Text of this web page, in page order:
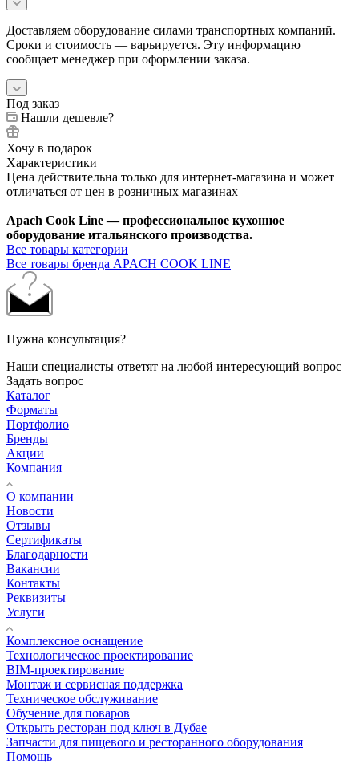
Доставляем оборудование силами транспортных компаний.
Сроки и стоимость — варьируется. Эту информацию
сообщает менеджер при оформлении заказа.
Под заказ
Нашли дешевле?
Хочу в подарок
Характеристики
Цена действительна только для интернет-магазина и может
отличаться от цен в розничных магазинах
Apach Cook Line — профессиональное кухонное
оборудование итальянского производства.
Все товары категории
Все товары бренда APACH COOK LINE
Нужна консультация?
Наши специалисты ответят на любой интересующий вопрос
Задать вопрос
Каталог
Форматы
Портфолио
Бренды
Акции
Компания
О компании
Новости
Отзывы
Сертификаты
Благодарности
Вакансии
Контакты
Реквизиты
Услуги
Комплексное оснащение
Технологическое проектирование
BIM-проектирование
Монтаж и сервисная поддержка
Техническое обслуживание
Обучение для поваров
Открыть ресторан под ключ в Дубае
Запчасти для пищевого и ресторанного оборудования
Помощь